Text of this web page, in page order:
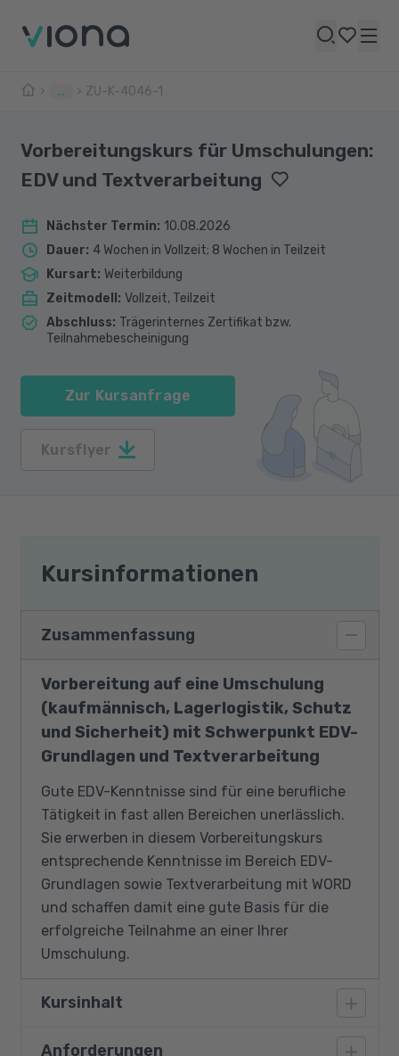
... ZU-K-4046-1
Vorbereitungskurs für Umschulungen:
EDV und Textverarbeitung
Nächster Termin: 10.08.2026
Dauer: 4 Wochen in Vollzeit; 8 Wochen in Teilzeit
Kursart: Weiterbildung
Zeitmodell : Vollzeit, Teilzeit
Abschluss: Trägerinternes Zertifikat bzw.
Teilnahmebescheinigung
Zur Kursanfrage
Kursflyer
Kursinformationen
Zusammenfassung
Vorbereitung auf eine Umschulung
(kaufmännisch, Lagerlogistik, Schutz
und Sicherheit) mit Schwerpunkt EDV-
Grundlagen und Textverarbeitung
Gute EDV-Kenntnisse sind für eine berufliche
Tätigkeit in fast allen Bereichen unerlässlich.
Sie erwerben in diesem Vorbereitungskurs
entsprechende Kenntnisse im Bereich EDV-
Grundlagen sowie Textverarbeitung mit WORD
und schaffen damit eine gute Basis für die
erfolgreiche Teilnahme an einer Ihrer
Umschulung.
Kursinhalt
Anforderungen